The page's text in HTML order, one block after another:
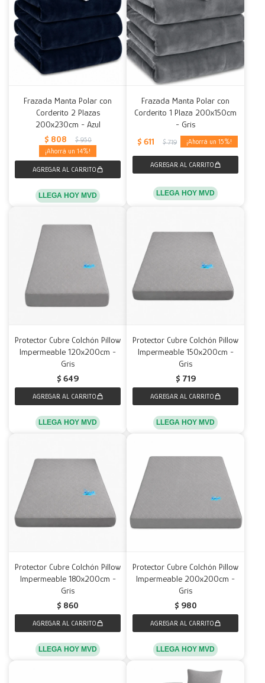
Frazada Manta Polar con
Corderito 2 Plazas
200x230cm - Azul
$ 808 $ 950
14
LLEGA HOY MVD
Frazada Manta Polar con
Corderito 1 Plaza 200x150cm
- Gris
$ 611 $ 719 15
LLEGA HOY MVD
Protector Cubre Colchón Pillow
Impermeable 120x200cm -
Gris
$ 649
LLEGA HOY MVD
Protector Cubre Colchón Pillow
Impermeable 150x200cm -
Gris
$ 719
LLEGA HOY MVD
Protector Cubre Colchón Pillow
Impermeable 180x200cm -
Gris
$ 860
LLEGA HOY MVD
Protector Cubre Colchón Pillow
Impermeable 200x200cm -
Gris
$ 980
LLEGA HOY MVD